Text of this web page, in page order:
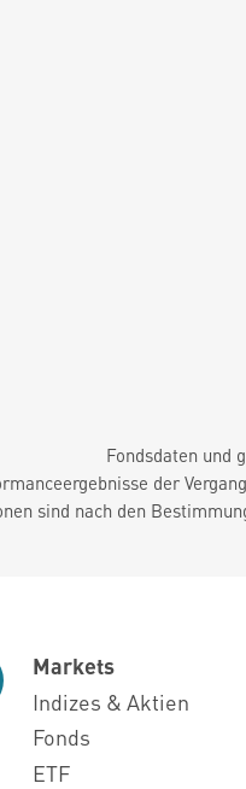
Fondsdaten und
der
sind nach den
Markets
Indizes & Aktien
Fonds
ETF